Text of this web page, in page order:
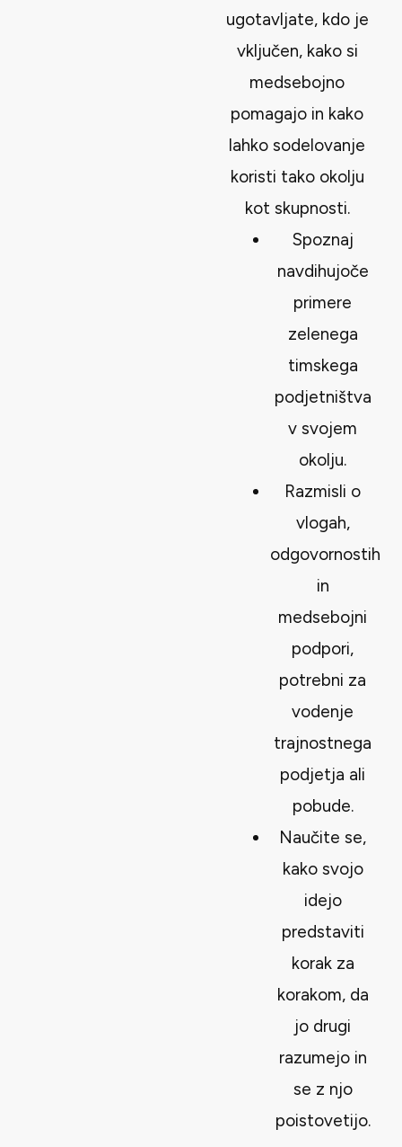
ugotavljate, kdo je
vključen, kako si
medsebojno
pomagajo in kako
lahko sodelovanje
koristi tako okolju
kot skupnosti.
Spoznaj
navdihujoče
primere
zelenega
timskega
podjetništva
v svojem
okolju.
Razmisli o
vlogah,
odgovornostih
in
medsebojni
podpori,
potrebni za
vodenje
trajnostnega
podjetja ali
pobude.
Naučite se,
kako svojo
idejo
predstaviti
korak za
korakom, da
jo drugi
razumejo in
se z njo
poistovetijo.